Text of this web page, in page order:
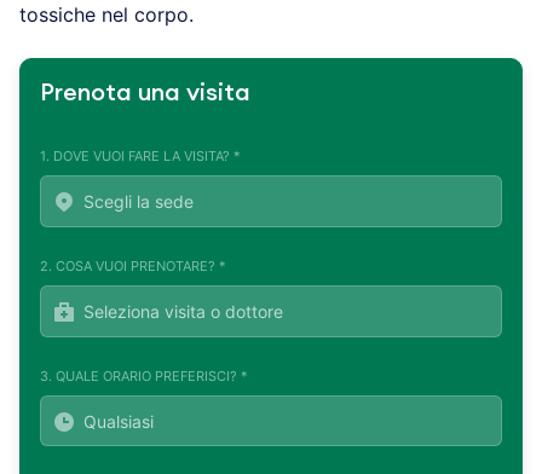
tossiche nel corpo.
Prenota una visita
1. DOVE VUOI FARE LA VISITA? *
2. COSA VUOI PRENOTARE? *
3. QUALE ORARIO PREFERISCI? *